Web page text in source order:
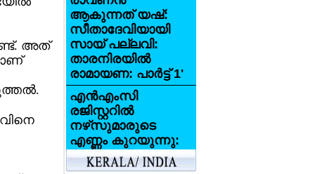
അത്
ആകുന്നത് യഷ്:
സീതാദേവിയായി
സായ് പല്ലവി:
താരനിരയില്‍
രാമായണ: പാര്‍ട്ട് 1'
എന്‍എംസി
രജിസ്റ്ററില്‍
നഴ്‌സുമാരുടെ
എണ്ണം കുറയുന്നു:
അതായത്
യുകെയിലേക്ക്